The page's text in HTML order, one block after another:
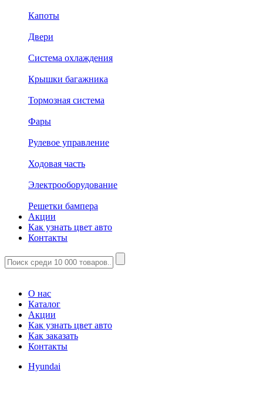
Капоты
Двери
Система охлаждения
Крышки багажника
Тормозная система
Фары
Рулевое управление
Ходовая часть
Электрооборудование
Решетки бампера
Акции
Как узнать цвет авто
Контакты
О нас
Каталог
Акции
Как узнать цвет авто
Как заказать
Контакты
Hyundai